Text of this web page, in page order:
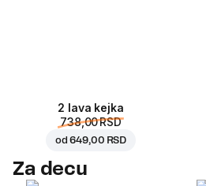
2 lava kejka
738,00 RSD
od649,00 RSD
Za decu